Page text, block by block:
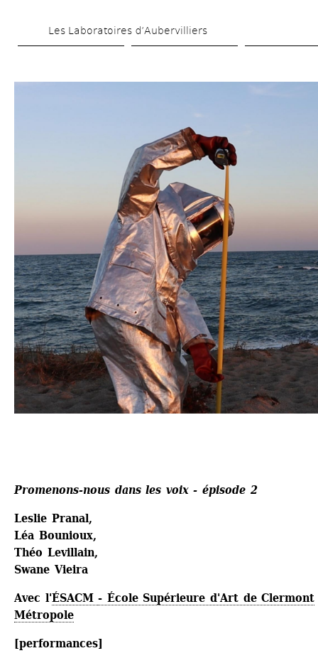
au
principal
Les Laboratoires d’Aubervilliers
Promenons-nous dans les voix - épisode 2
Leslie Pranal,
Léa Bounioux,
Théo Levillain,
Swane Vieira
Avec l'ÉSACM - École Supérieure d'Art de Clermont
Métropole
[performances]